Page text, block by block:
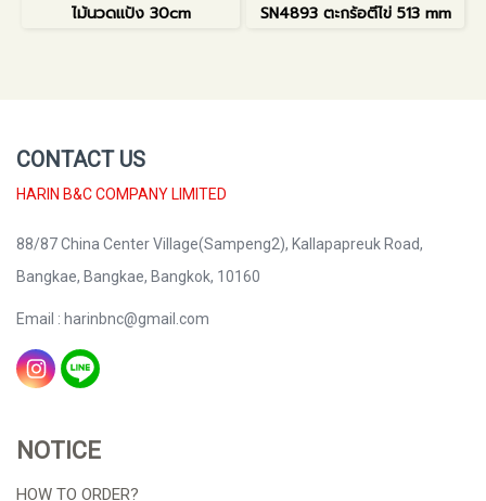
ไม้นวดแป้ง 30cm SN4893 ตะกร้อตีไข่ 513 mm
CONTACT US
HARIN B&C COMPANY LIMITED
88/87 China Center Village(Sampeng2), Kallapapreuk Road,
Bangkae, Bangkae, Bangkok, 10160
Email : harinbnc@gmail.com
NOTICE
HOW TO ORDER?